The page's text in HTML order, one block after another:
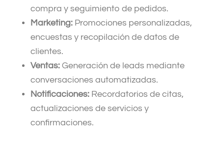
compra y seguimiento de pedidos.
Marketing: Promociones personalizadas,
encuestas y recopilación de datos de
clientes.
Ventas: Generación de leads mediante
conversaciones automatizadas.
Notificaciones: Recordatorios de citas,
actualizaciones de servicios y
confirmaciones.